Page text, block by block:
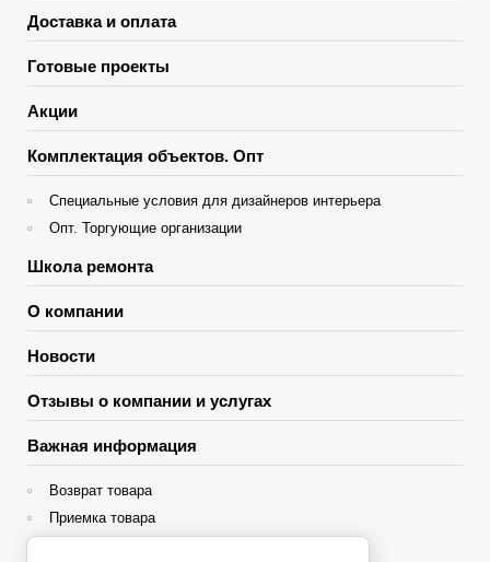
Доставка и оплата
Готовые проекты
Акции
Комплектация объектов. Опт
Специальные условия для дизайнеров интерьера
Опт. Торгующие организации
Школа ремонта
О компании
Новости
Отзывы о компании и услугах
Важная информация
Возврат товара
Приемка товара